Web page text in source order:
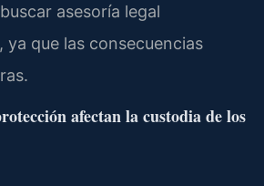
asesoría legal
ya que las consecuencias
afectan la custodia de los